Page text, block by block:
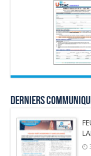
Derniers